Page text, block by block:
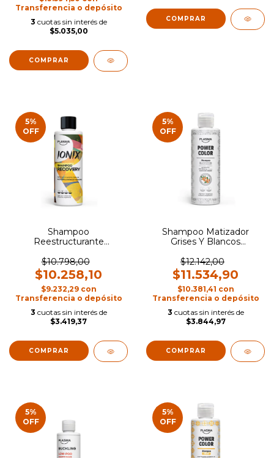
Transferencia o depósito
3 cuotas sin interés de
$5.035,00
5%
OFF
Shampoo
Reestructurante
Ionix x 400ml Plasma
$10.798,00
$10.258,10
$9.232,29 con
Transferencia o depósito
3 cuotas sin interés de
$3.419,37
5%
OFF
Shampoo Matizador
Grises Y Blancos
400ml Plasma
$12.142,00
$11.534,90
$10.381,41 con
Transferencia o depósito
3 cuotas sin interés de
$3.844,97
5%
OFF
5%
OFF